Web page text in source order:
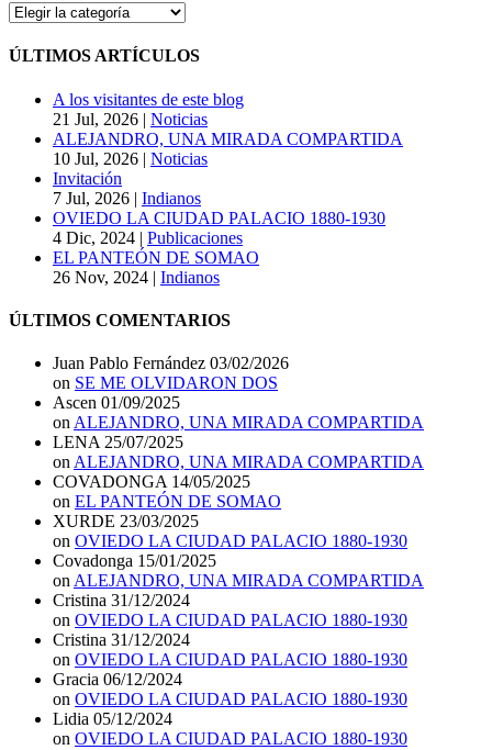
CATEGORÍAS
BLOG
ÚLTIMOS ARTÍCULOS
A los visitantes de este blog
21 Jul, 2026 | Noticias
ALEJANDRO, UNA MIRADA COMPARTIDA
10 Jul, 2026 | Noticias
Invitación
7 Jul, 2026 | Indianos
OVIEDO LA CIUDAD PALACIO 1880-1930
4 Dic, 2024 | Publicaciones
EL PANTEÓN DE SOMAO
26 Nov, 2024 | Indianos
ÚLTIMOS COMENTARIOS
Juan Pablo Fernández 03/02/2026
on SE ME OLVIDARON DOS
Ascen 01/09/2025
on ALEJANDRO, UNA MIRADA COMPARTIDA
LENA 25/07/2025
on ALEJANDRO, UNA MIRADA COMPARTIDA
COVADONGA 14/05/2025
on EL PANTEÓN DE SOMAO
XURDE 23/03/2025
on OVIEDO LA CIUDAD PALACIO 1880-1930
Covadonga 15/01/2025
on ALEJANDRO, UNA MIRADA COMPARTIDA
Cristina 31/12/2024
on OVIEDO LA CIUDAD PALACIO 1880-1930
Cristina 31/12/2024
on OVIEDO LA CIUDAD PALACIO 1880-1930
Gracia 06/12/2024
on OVIEDO LA CIUDAD PALACIO 1880-1930
Lidia 05/12/2024
on OVIEDO LA CIUDAD PALACIO 1880-1930